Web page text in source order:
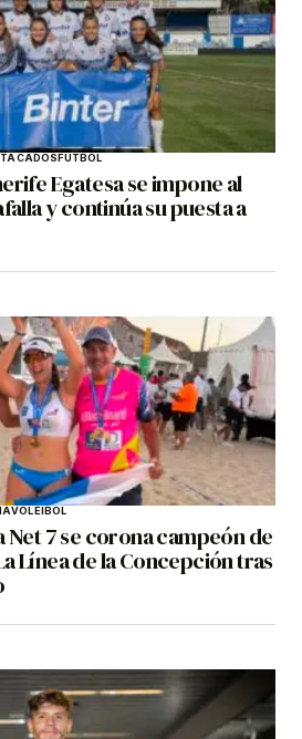
FÚTBOL
Egatesa se impone al
y continúa su puesta a
VOLEIBOL
Net 7 se corona campeón de
Línea de la Concepción tras